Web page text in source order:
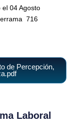
el 04 Agosto
716
de Percepción,
Laboral